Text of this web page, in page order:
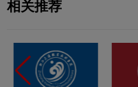
相关推荐